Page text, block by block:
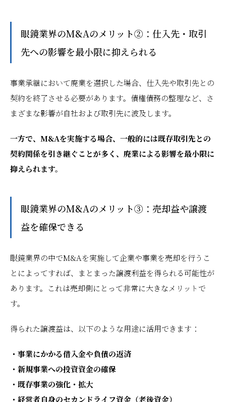
眼鏡業界のM&Aのメリット②：仕入先・取引
先への影響を最小限に抑えられる
事業承継において廃業を選択した場合、仕入先や取引先との
契約を終了させる必要があります。債権債務の整理など、さ
まざまな影響が自社および取引先に波及します。
一方で、M&Aを実施する場合、一般的には既存取引先との
契約関係を引き継ぐことが多く、廃業による影響を最小限に
抑えられます。
眼鏡業界のM&Aのメリット③：売却益や譲渡
益を確保できる
眼鏡業界の中でM&Aを実施して企業や事業を売却を行うこ
とによってすれば、まとまった譲渡利益を得られる可能性が
あります。これは売却側にとって非常に大きなメリットで
す。
得られた譲渡益は、以下のような用途に活用できます：
・事業にかかる借入金や負債の返済
・新規事業への投資資金の確保
・既存事業の強化・拡大
・経営者自身のセカンドライフ資金（老後資金）